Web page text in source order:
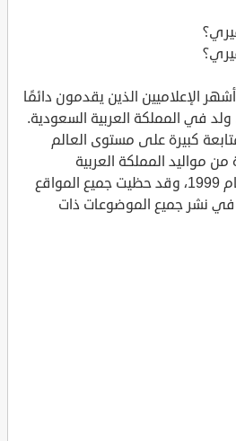
الإعلاميين الذين يقدمون دائمًا
ولد في المملكة العربية السعودية.
كبيرة على مستوى العالم
مواليد المملكة العربية
السعودية وتزوجت منه عام 1999، وقد حظيت جميع المواقع
في نشر جميع الموضوعات ذات